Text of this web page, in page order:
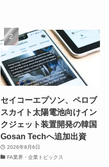
セイコーエプソン、ペロブ
スカイト太陽電池向けイン
クジェット装置開発の韓国
Gosan Techへ追加出資
2026年8月6日
FA業界・企業トピックス